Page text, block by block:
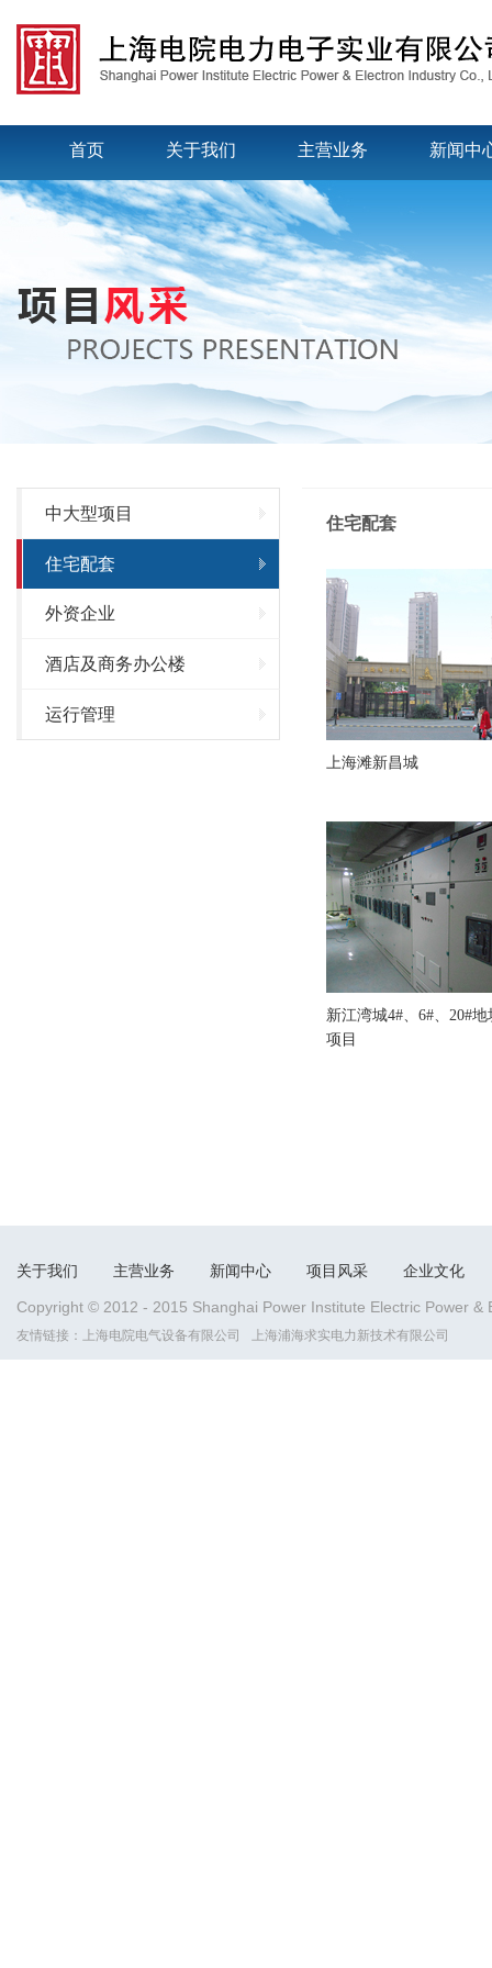
首页 关于我们 主营业务 新闻中
中大型项目
住宅配套
外资企业
酒店及商务办公楼
运行管理
住宅配套
上海滩新昌城
新江湾城4#、6#、20#
项目
关于我们 主营业务 新闻中心 项目风采 企业文化
Copyright © 2012 - 2015 Shanghai Power Institute Electric Power &
友情链接： 上海电院电气设备有限公司 上海浦海求实电力新技术有限公司